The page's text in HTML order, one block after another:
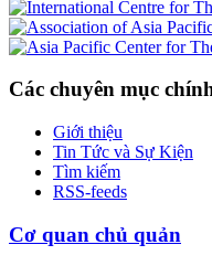
Các chuyên mục
Giới thiệu
Tin Tức và Sự Kiện
Tìm kiếm
RSS-feeds
Cơ quan chủ quản